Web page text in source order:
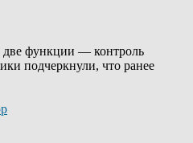
две функции — контроль
подчеркнули, что ранее